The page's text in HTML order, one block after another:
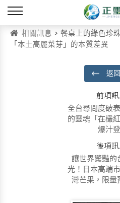
相關訊息 > 餐桌上的綠色珍
「本土高麗菜芽」的本質差異
返
前項
全台尋問度破
的靈魂「在欉
爆汁
後項
讓世界驚豔的
光！日本高端
灣芒果，限量